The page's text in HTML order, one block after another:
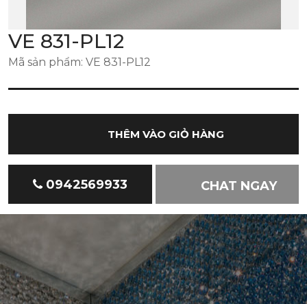
VE 831-PL12
Mã sản phẩm: VE 831-PL12
THÊM VÀO GIỎ HÀNG
0942569933 CHAT NGAY